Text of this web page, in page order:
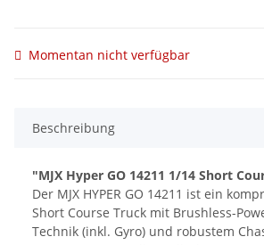
Momentan nicht verfügbar
Beschreibung
"MJX Hyper GO 14211 1/14 Short
Der MJX HYPER GO 14211 ist ein
Short Course Truck mit Brushless-
Technik (inkl. Gyro) und robustem